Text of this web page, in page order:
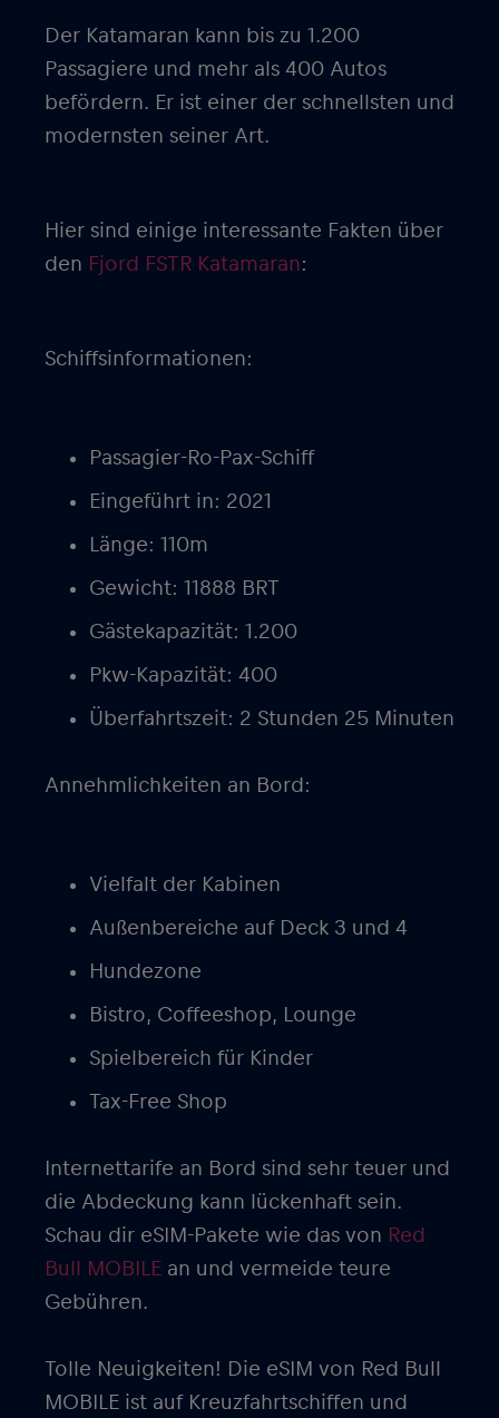
Der Katamaran kann bis zu 1.200
Passagiere und mehr als 400 Autos
befördern. Er ist einer der schnellsten und
modernsten seiner Art.
Hier sind einige interessante Fakten über
den Fjord FSTR Katamaran:
Schiffsinformationen:
Passagier-Ro-Pax-Schiff
Eingeführt in: 2021
Länge: 110m
Gewicht: 11888 BRT
Gästekapazität: 1.200
Pkw-Kapazität: 400
Überfahrtszeit: 2 Stunden 25 Minuten
Annehmlichkeiten an Bord:
Vielfalt der Kabinen
Außenbereiche auf Deck 3 und 4
Hundezone
Bistro, Coffeeshop, Lounge
Spielbereich für Kinder
Tax-Free Shop
Internettarife an Bord sind sehr teuer und
die Abdeckung kann lückenhaft sein.
Schau dir eSIM-Pakete wie das von Red
Bull MOBILE an und vermeide teure
Gebühren.
Tolle Neuigkeiten! Die eSIM von Red Bull
MOBILE ist auf Kreuzfahrtschiffen und